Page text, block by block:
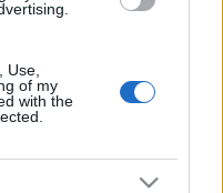
Use,
of my
with the
célpontja egy 646
Gabriele volt. A
megtartása